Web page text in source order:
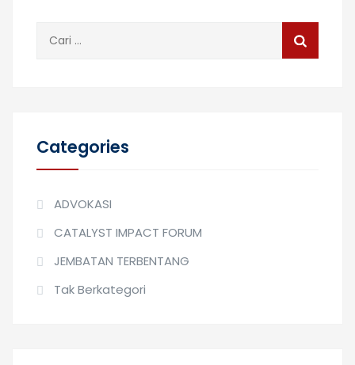
Categories
ADVOKASI
CATALYST IMPACT FORUM
JEMBATAN TERBENTANG
Tak Berkategori